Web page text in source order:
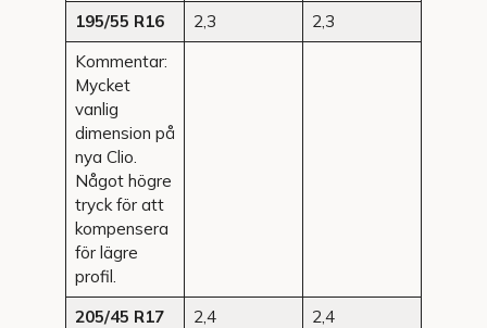
195/55 R16
2,3
2,3
Kommentar:
Mycket
vanlig
dimension på
nya Clio.
Något högre
tryck för att
kompensera
för lägre
profil.
205/45 R17
2,4
2,4